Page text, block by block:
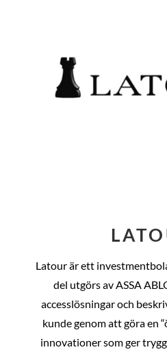
Latour är ett
del utgörs av ASSA
accesslösningar och
kunde genom att göra en
innovationer som ger